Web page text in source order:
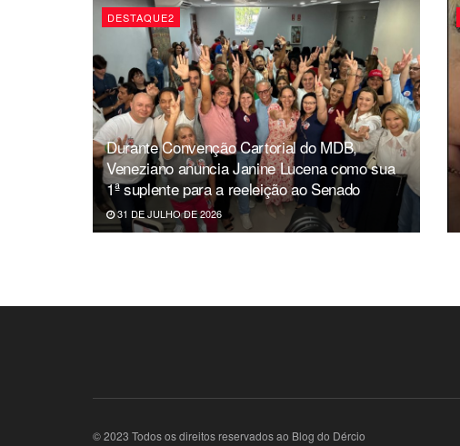
DESTAQUE2
Durante Convenção Cartorial do MDB,
Veneziano anuncia Janine Lucena como sua
1ª suplente para a reeleição ao Senado
31 DE JULHO DE 2026
© 2023 Todos os direitos reservados ao Blog do Dércio